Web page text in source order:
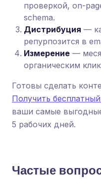
проверкой, on-
schema.
Дистрибуция —
репурпозится в
Измерение —
органическим
Готовы сделать
Получить
ваши самые
5 рабочих дней.
Частые